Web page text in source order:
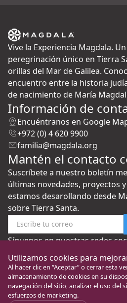
Vive la Experiencia Magdala.
peregrinación único en Tierra
orillas del Mar de Galilea.
encuentro entre la historia
de nacimiento de María
Información de
Encuéntranos en Google
+972 (0) 4 620 9900
familia@magdala.org
Mantén el contacto
Suscríbete a nuestro boletín
últimas novedades, proyectos
estamos desarollando desde
sobre Tierra Santa.
Síguenos en nuestras redes
New Gate to Peace
Utilizamos cookies para
Al hacer clic en “Aceptar” o cerrar esta
almacenamiento de cookies en su
navegación del sitio, analizar el uso del
esfuerzos de marketing.